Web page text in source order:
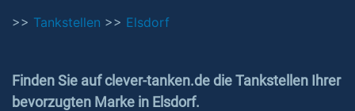
>> Tankstellen >> Elsdorf
Finden Sie auf clever-tanken.de die Tankstellen Ihrer
bevorzugten Marke in Elsdorf.